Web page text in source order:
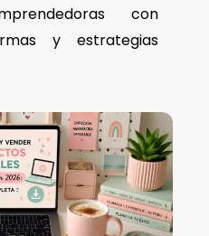
con
y estrategias